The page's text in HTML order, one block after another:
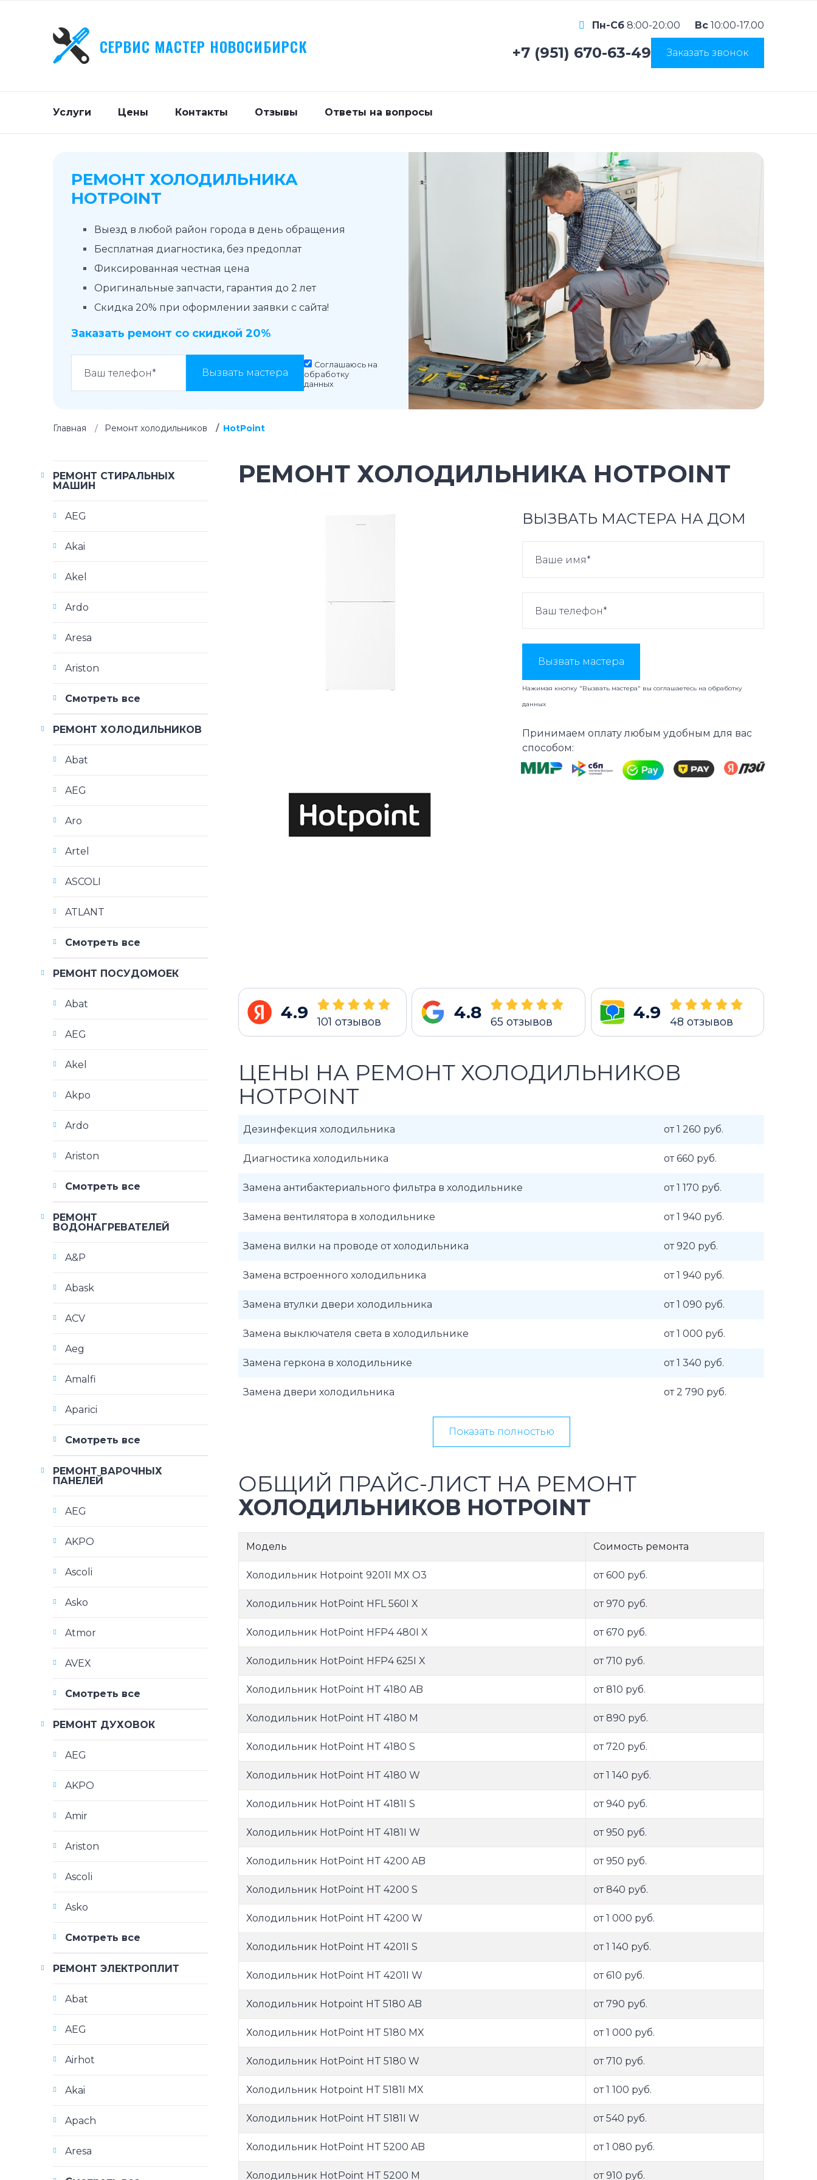
СЕРВИС МАСТЕР НОВОСИБИРСК
Пн-Сб 8:00-20:00 Вс 10:00-17.00
+7 (951) 670-63-49 Заказать звонок
Услуги Цены Контакты Отзывы Ответы на вопросы
РЕМОНТ ХОЛОДИЛЬНИКА
HOTPOINT
Выезд в любой район города в день обращения
Бесплатная диагностика, без предоплат
Фиксированная честная цена
Оригинальные запчасти, гарантия до 2 лет
Скидка 20% при оформлении заявки с сайта!
Заказать ремонт со скидкой 20%
Вызвать мастера
Соглашаюсь на
обработку
данных
Главная Ремонт холодильников HotPoint
РЕМОНТ ХОЛОДИЛЬНИКА HOTPOINT
ВЫЗВАТЬ МАСТЕРА НА ДОМ
Вызвать мастера
Нажимая кнопку "Вызвать мастера" вы соглашаетесь наобработку
данных
Принимаем оплату любым удобным для вас
способом:
4.9 101 отзывов 4.8 65 отзывов 4.9 48 отзывов
ЦЕНЫ НА РЕМОНТ ХОЛОДИЛЬНИКОВ
HOTPOINT
Дезинфекция холодильника от 1 260 руб.
Диагностика холодильника от 660 руб.
Замена антибактериального фильтра в холодильнике от 1 170 руб.
Замена вентилятора в холодильнике от 1 940 руб.
Замена вилки на проводе от холодильника от 920 руб.
Замена встроенного холодильника от 1 940 руб.
Замена втулки двери холодильника от 1 090 руб.
Замена выключателя света в холодильнике от 1 000 руб.
Замена геркона в холодильнике от 1 340 руб.
Замена двери холодильника от 2 790 руб.
Показать полностью
ОБЩИЙ ПРАЙС-ЛИСТ НА РЕМОНТ
ХОЛОДИЛЬНИКОВ HOTPOINT
Модель Соимость ремонта
Холодильник Hotpoint 9201I MX O3 от 600 руб.
Холодильник HotPoint HFL 560I X от 970 руб.
Холодильник HotPoint HFP4 480I X от 670 руб.
Холодильник HotPoint HFP4 625I X от 710 руб.
Холодильник HotPoint HT 4180 AB от 810 руб.
Холодильник HotPoint HT 4180 M от 890 руб.
Холодильник HotPoint HT 4180 S от 720 руб.
Холодильник HotPoint HT 4180 W от 1 140 руб.
Холодильник HotPoint HT 4181I S от 940 руб.
Холодильник HotPoint HT 4181I W от 950 руб.
Холодильник HotPoint HT 4200 AB от 950 руб.
Холодильник HotPoint HT 4200 S от 840 руб.
Холодильник HotPoint HT 4200 W от 1 000 руб.
Холодильник HotPoint HT 4201I S от 1 140 руб.
Холодильник HotPoint HT 4201I W от 610 руб.
Холодильник Hotpoint HT 5180 AB от 790 руб.
Холодильник HotPoint HT 5180 MX от 1 000 руб.
Холодильник HotPoint HT 5180 W от 710 руб.
Холодильник Hotpoint HT 5181I MX от 1 100 руб.
Холодильник HotPoint HT 5181I W от 540 руб.
Холодильник HotPoint HT 5200 AB от 1 080 руб.
Холодильник HotPoint HT 5200 M от 910 руб.
РЕМОНТ СТИРАЛЬНЫХ
МАШИН
AEG
Akai
Akel
Ardo
Aresa
Ariston
Смотреть все
РЕМОНТ ХОЛОДИЛЬНИКОВ
Abat
AEG
Aro
Artel
ASCOLI
ATLANT
Смотреть все
РЕМОНТ ПОСУДОМОЕК
Abat
AEG
Akel
Akpo
Ardo
Ariston
Смотреть все
РЕМОНТ
ВОДОНАГРЕВАТЕЛЕЙ
A&P
Abask
ACV
Aeg
Amalfi
Aparici
Смотреть все
РЕМОНТ ВАРОЧНЫХ
ПАНЕЛЕЙ
AEG
AKPO
Ascoli
Asko
Atmor
AVEX
Смотреть все
РЕМОНТ ДУХОВОК
AEG
AKPO
Amir
Ariston
Ascoli
Asko
Смотреть все
РЕМОНТ ЭЛЕКТРОПЛИТ
Abat
AEG
Airhot
Akai
Apach
Aresa